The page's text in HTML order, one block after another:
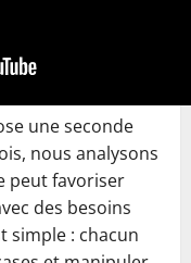
une seconde
nous analysons
peut favoriser
des besoins
simple : chacun